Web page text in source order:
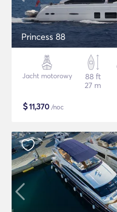
Princess 88
Jacht motorowy
88 ft
27 m
$11,370 /noc